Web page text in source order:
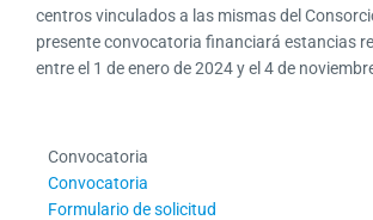
centros vinculados a las mismas del
presente convocatoria financiará estancias
entre el 1 de enero de 2024 y el 4 de
Convocatoria
Convocatoria
Formulario de solicitud